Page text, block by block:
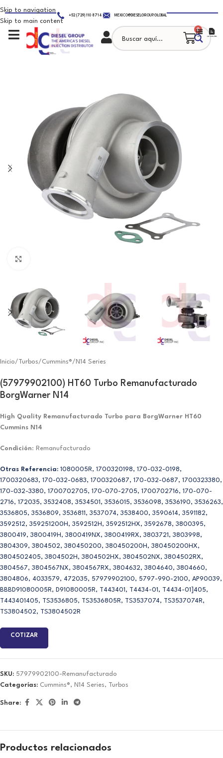
Skip to navigation
Skip to main content
+52 (729) 110 8714 MEXICO@DIESELGROUP.GLOBAL
0
Inicio/ Turbos/ Cummins®/ N14 Series
(57979902100) HT60 Turbo Remanufacturado
BorgWarner N14
High Quality Remanufacturado Turbo para BorgWarner HT60
Cummins N14
Condición: Remanufacturado
Otras Referencia: 1080005R, 1700320198, 170-032-0198,
1700320683, 170-032-0683, 1700320687, 170-032-0687, 1700323380,
170-032-3380, 1700702705, 170-070-2705, 1700702716, 170-070-
2716, 172035, 3532408, 3534501, 3536015, 3536098, 3536190, 3536263,
3536805, 3536809, 3536811, 3537074, 3538400, 3590614, 3591182,
3592512, 359251200H, 3592512H, 3592512HX, 3592678, 3800395,
3800419, 3800419H, 3800419NX, 3800419RX, 3803721, 3803998,
3804309, 3804502, 380450200, 380450200H, 380450200HX,
3804502405, 3804502H, 3804502HX, 3804502NX, 3804502RX,
3804567, 3804567NX, 3804567RX, 3804632, 3804640, 3804660,
3804806, 4033579, 472035, 57979902100, 5797-990-2100, AP90039,
BBBD91080005R, D91080005R, T443401, T4434-01, T4434-01]405,
T443401405, TS3536805, TS3536805R, TS3537074, TS3537074R,
TS3804502, TS3804502R
COTIZAR
SKU: 57979902100-Remanufacturado
Categorías: Cummins®, N14 Series, Turbos
Share:
Productos relacionados